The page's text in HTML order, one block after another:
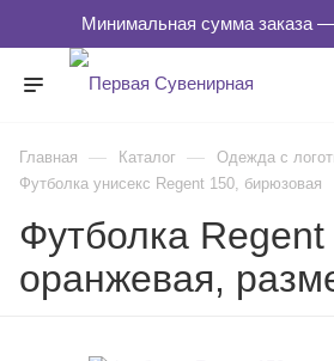
Главная — Каталог — Одежда с
Футболка унисекс Regent 150, бирюзовая
Футболка Regent
оранжевая,